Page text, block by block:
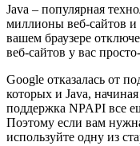
Java – популярная
миллионы веб-сайтов
вашем браузере
веб-сайтов у вас
Google отказалась от
которых и Java,
поддержка NPAPI все
Поэтому если вам
используйте одну из